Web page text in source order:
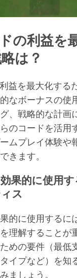
の利益を
は？
益を最大化する
なボーナスの使
、戦略的な計画
のコードを活用
ムプレイ体験や
きます。
果的に使用
ス
的に使用するに
理解することが
めの要件（最低
イプなど）を知
ましょう。